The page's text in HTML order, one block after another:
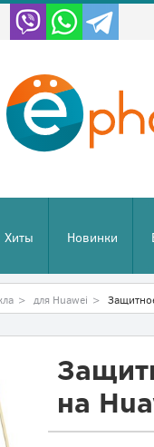
Хиты Новинки
> для Huawei >
на